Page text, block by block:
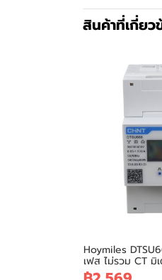
สินค้าที่เกี่ยว
Hoymiles
เฟส ไม่รวม CT